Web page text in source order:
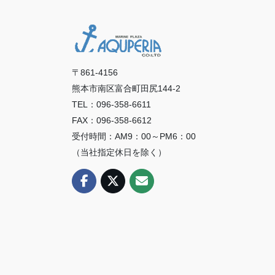
〒861-4156
熊本市南区富合町田尻144-2
TEL：096-358-6611
FAX：096-358-6612
受付時間：AM9：00～PM6：00
（当社指定休日を除く）